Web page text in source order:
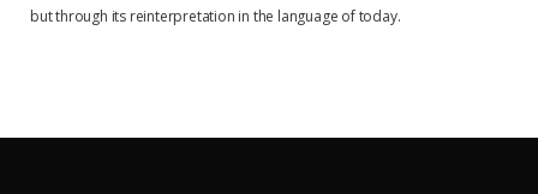
but through its reinterpretation in the language of today.